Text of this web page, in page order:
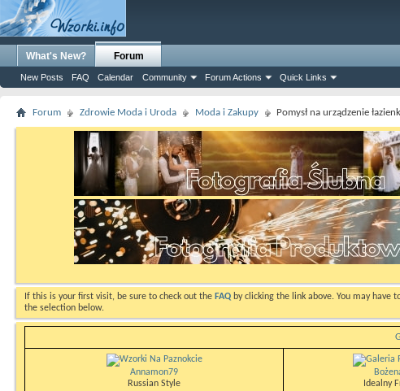
What's New? Forum
New Posts FAQ Calendar Community Forum Actions Quick Links
Forum Zdrowie Moda i Uroda Moda i Zakupy Pomysł na urządzenie
If this is your first visit, be sure to check out the FAQ by clicking the link above. You may have
the selection below.
Annamon79
Russian Style
Idealny